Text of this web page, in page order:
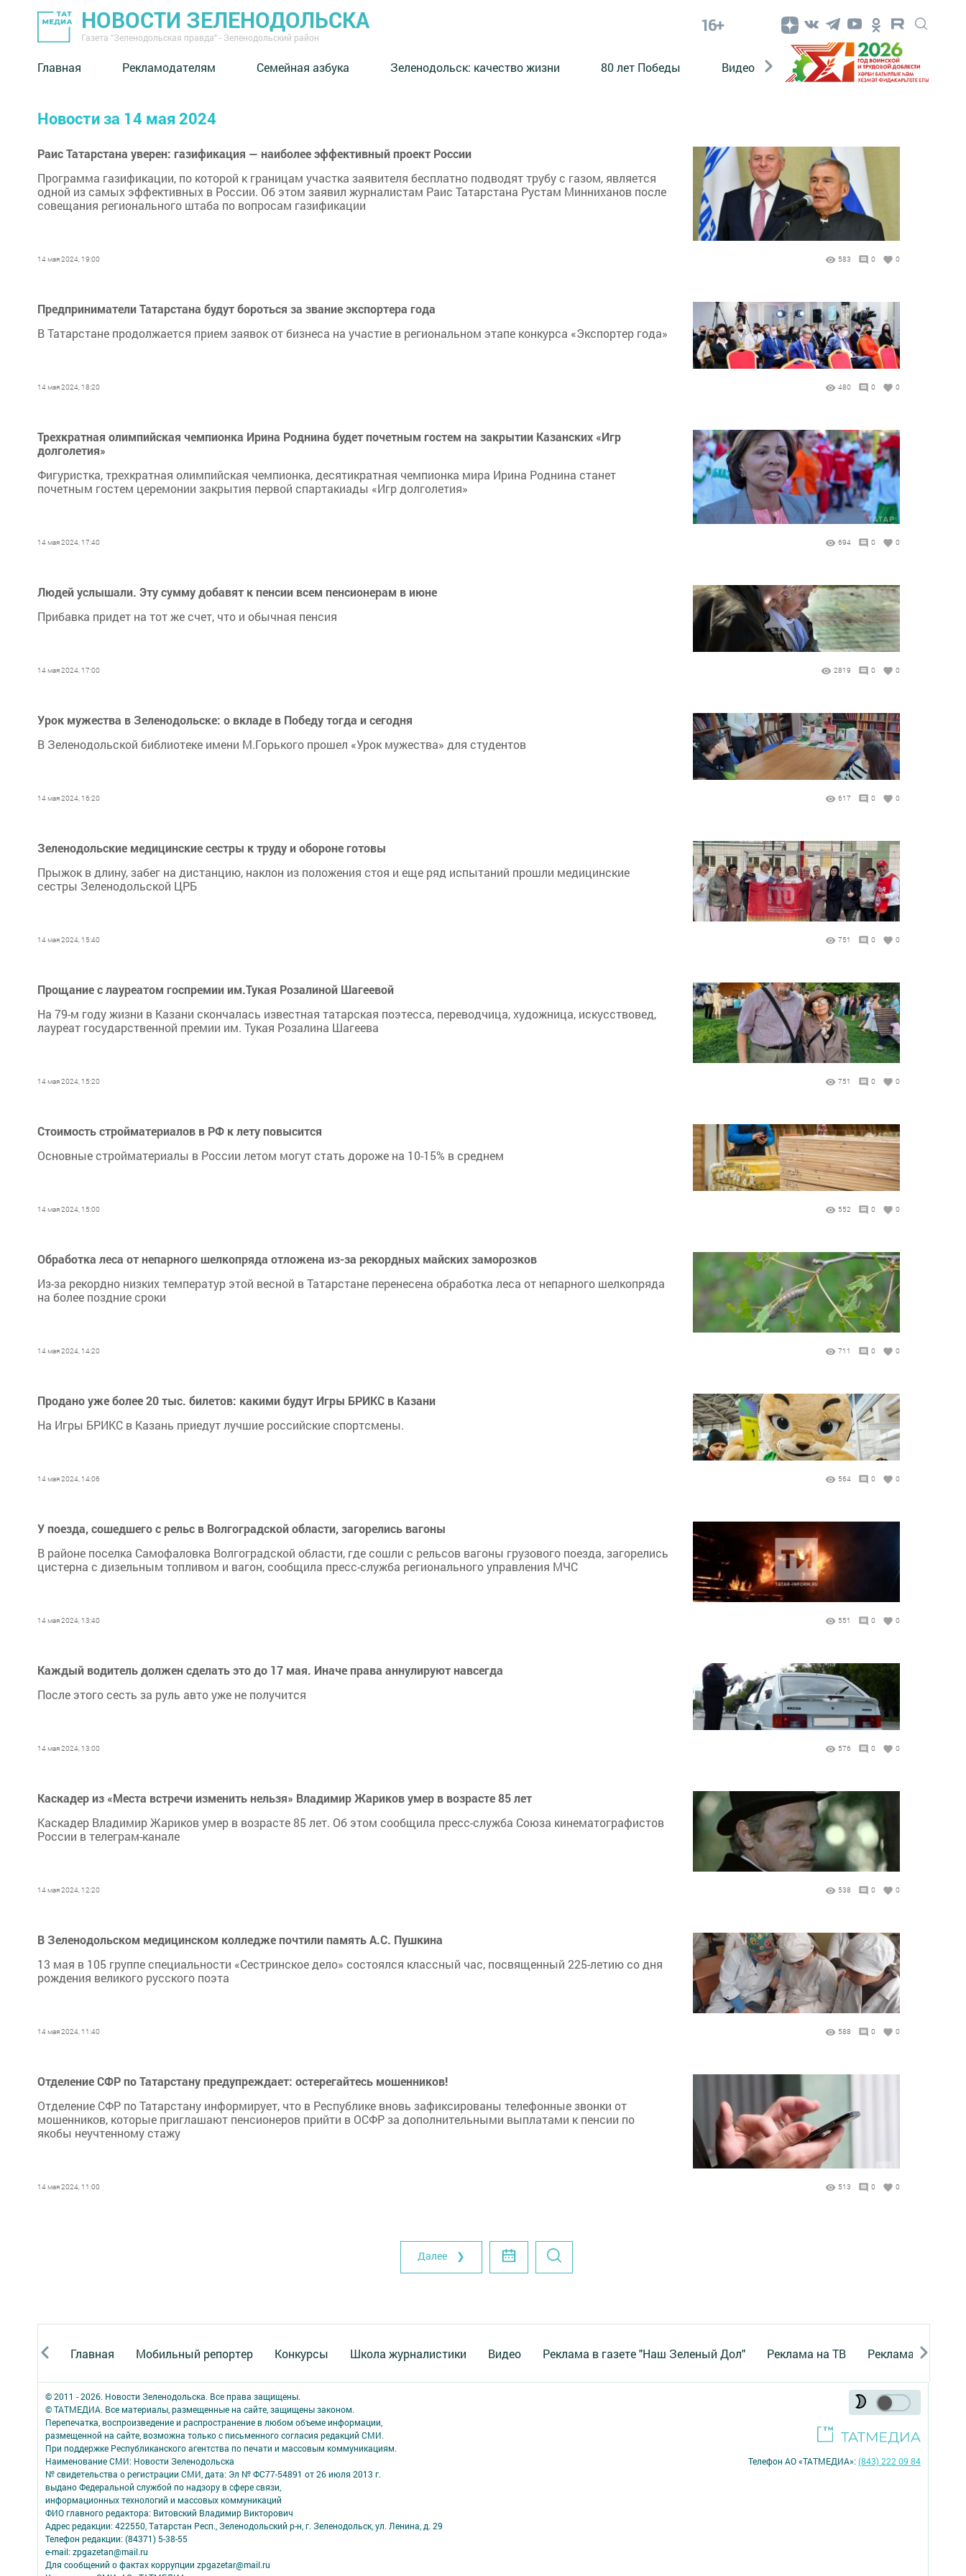
НОВОСТИ ЗЕЛЕНОДОЛЬСКА
Газета "Зеленодольская правда" - Зеленодольский район
16+
Главная Рекламодателям Семейная азбука ⁠Зеленодольск: качество жизни 80 лет Победы Видео Конкурсы ЭтноДети
Новости за 14 мая 2024
Раис Татарстана уверен: газификация — наиболее эффективный проект России
Программа газификации, по которой к границам участка заявителя бесплатно подводят трубу с газом, является
одной из самых эффективных в России. Об этом заявил журналистам Раис Татарстана Рустам Минниханов после
совещания регионального штаба по вопросам газификации
14 мая 2024, 19:00 583 0 0
Предприниматели Татарстана будут бороться за звание экспортера года
В Татарстане продолжается прием заявок от бизнеса на участие в региональном этапе конкурса «Экспортер года»
14 мая 2024, 18:20 480 0 0
Трехкратная олимпийская чемпионка Ирина Роднина будет почетным гостем на закрытии Казанских «Игр
долголетия»
Фигуристка, трехкратная олимпийская чемпионка, десятикратная чемпионка мира Ирина Роднина станет
почетным гостем церемонии закрытия первой спартакиады «Игр долголетия»
14 мая 2024, 17:40 694 0 0
Людей услышали. Эту сумму добавят к пенсии всем пенсионерам в июне
Прибавка придет на тот же счет, что и обычная пенсия
14 мая 2024, 17:00 2819 0 0
Урок мужества в Зеленодольске: о вкладе в Победу тогда и сегодня
В Зеленодольской библиотеке имени М.Горького прошел «Урок мужества» для студентов
14 мая 2024, 16:20 617 0 0
Зеленодольские медицинские сестры к труду и обороне готовы
Прыжок в длину, забег на дистанцию, наклон из положения стоя и еще ряд испытаний прошли медицинские
сестры Зеленодольской ЦРБ
14 мая 2024, 15:40 751 0 0
Прощание с лауреатом госпремии им.Тукая Розалиной Шагеевой
На 79-м году жизни в Казани скончалась известная татарская поэтесса, переводчица, художница, искусствовед,
лауреат государственной премии им. Тукая Розалина Шагеева
14 мая 2024, 15:20 751 0 0
Стоимость стройматериалов в РФ к лету повысится
Основные стройматериалы в России летом могут стать дороже на 10-15% в среднем
14 мая 2024, 15:00 552 0 0
Обработка леса от непарного шелкопряда отложена из-за рекордных майских заморозков
Из-за рекордно низких температур этой весной в Татарстане перенесена обработка леса от непарного шелкопряда
на более поздние сроки
14 мая 2024, 14:20 711 0 0
Продано уже более 20 тыс. билетов: какими будут Игры БРИКС в Казани
На Игры БРИКС в Казань приедут лучшие российские спортсмены.
14 мая 2024, 14:06 564 0 0
У поезда, сошедшего с рельс в Волгоградской области, загорелись вагоны
В районе поселка Самофаловка Волгоградской области, где сошли с рельсов вагоны грузового поезда, загорелись
цистерна с дизельным топливом и вагон, сообщила пресс-служба регионального управления МЧС
14 мая 2024, 13:40 551 0 0
Каждый водитель должен сделать это до 17 мая. Иначе права аннулируют навсегда
После этого сесть за руль авто уже не получится
14 мая 2024, 13:00 576 0 0
Каскадер из «Места встречи изменить нельзя» Владимир Жариков умер в возрасте 85 лет
Каскадер Владимир Жариков умер в возрасте 85 лет. Об этом сообщила пресс-служба Союза кинематографистов
России в телеграм-канале
14 мая 2024, 12:20 538 0 0
В Зеленодольском медицинском колледже почтили память А.С. Пушкина
13 мая в 105 группе специальности «Сестринское дело» состоялся классный час, посвященный 225-летию со дня
рождения великого русского поэта
14 мая 2024, 11:40 588 0 0
Отделение СФР по Татарстану предупреждает: остерегайтесь мошенников!
Отделение СФР по Татарстану информирует, что в Республике вновь зафиксированы телефонные звонки от
мошенников, которые приглашают пенсионеров прийти в ОСФР за дополнительными выплатами к пенсии по
якобы неучтенному стажу
14 мая 2024, 11:00 513 0 0
Далее ❯
Главная Мобильный репортер Конкурсы Школа журналистики Видео Реклама в газете "Наш Зеленый Дол" Реклама на ТВ Реклама в
© 2011 - 2026. Новости Зеленодольска. Все права защищены.
© ТАТМЕДИА. Все материалы, размещенные на сайте, защищены законом.
Перепечатка, воспроизведение и распространение в любом объеме информации,
размещенной на сайте, возможна только с письменного согласия редакций СМИ.
При поддержке Республиканского агентства по печати и массовым коммуникациям.
Наименование СМИ: Новости Зеленодольска
№ свидетельства о регистрации СМИ, дата: Эл № ФС77-54891 от 26 июля 2013 г.
выдано Федеральной службой по надзору в сфере связи,
информационных технологий и массовых коммуникаций
ФИО главного редактора: Витовский Владимир Викторович
Адрес редакции: 422550, Татарстан Респ., Зеленодольский р-н, г. Зеленодольск, ул. Ленина, д. 29
Телефон редакции: (84371) 5-38-55
e-mail: zpgazetan@mail.ru
Для сообщений о фактах коррупции zpgazetar@mail.ru
Телефон АО «ТАТМЕДИА»:(843) 222 09 84